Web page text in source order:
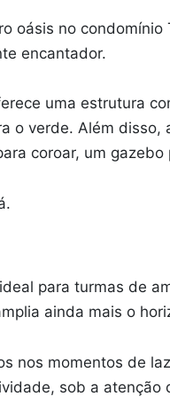
no
encantador.
uma estrutura
o verde. Além
coroar, um
para turmas de
ainda mais o
nos momentos de
sob a